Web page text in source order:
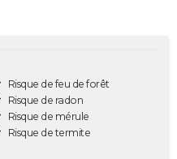
Risque de feu de forêt
Risque de radon
Risque de mérule
Risque de termite